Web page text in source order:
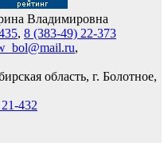
Владимировна
, 8 (383-49) 22-373
,
область, г. Болотное,
432